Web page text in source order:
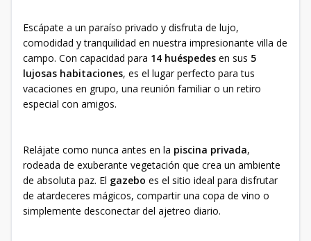
Escápate a un paraíso privado y disfruta de lujo,
comodidad y tranquilidad en nuestra impresionante villa de
campo. Con capacidad para 14 huéspedes en sus 5
lujosas habitaciones, es el lugar perfecto para tus
vacaciones en grupo, una reunión familiar o un retiro
especial con amigos.
Relájate como nunca antes en la piscina privada,
rodeada de exuberante vegetación que crea un ambiente
de absoluta paz. El gazebo es el sitio ideal para disfrutar
de atardeceres mágicos, compartir una copa de vino o
simplemente desconectar del ajetreo diario.